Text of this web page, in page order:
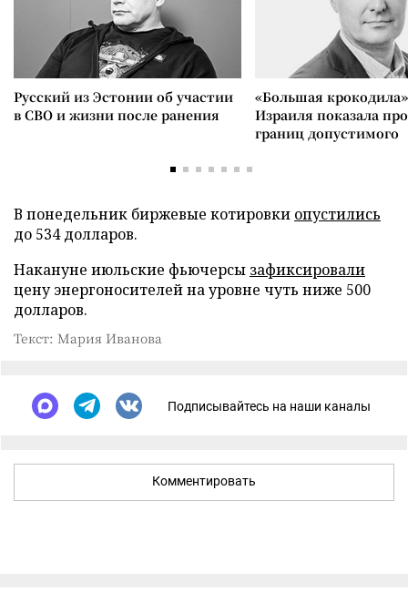
Русский из Эстонии об участии
в СВО и жизни после ранения
«Большая
Израиля показала
границ допустимого
В понедельник биржевые котировки опустились
до 534 долларов.
Накануне июльские фьючерсы зафиксировали
цену энергоносителей на уровне чуть ниже 500
долларов.
Текст: Мария Иванова
Подписывайтесь на наши каналы
Комментировать